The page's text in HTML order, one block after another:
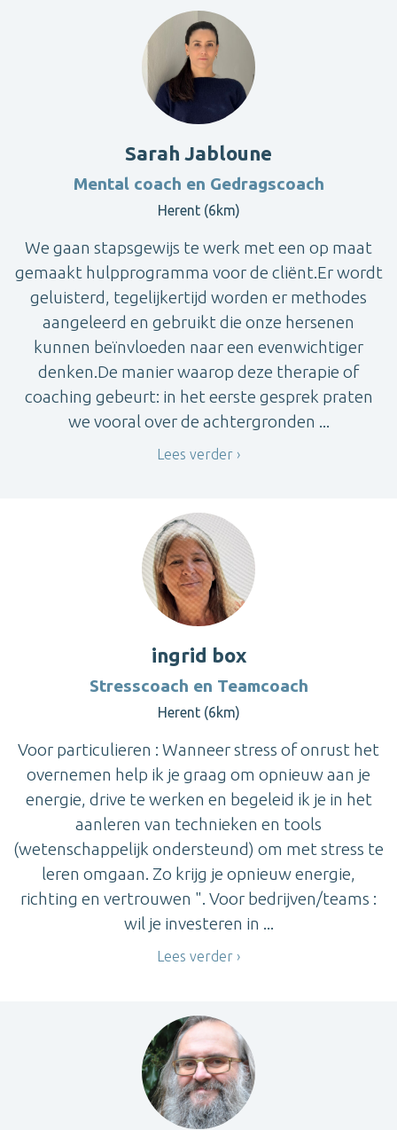
Sarah Jabloune
Mental coach en Gedragscoach
Herent (6km)
We gaan stapsgewijs te werk met een op maat
gemaakt hulpprogramma voor de cliënt.Er wordt
geluisterd, tegelijkertijd worden er methodes
aangeleerd en gebruikt die onze hersenen
kunnen beïnvloeden naar een evenwichtiger
denken.De manier waarop deze therapie of
coaching gebeurt: in het eerste gesprek praten
we vooral over de achtergronden ...
Lees verder
ingrid box
Stresscoach en Teamcoach
Herent (6km)
Voor particulieren : Wanneer stress of onrust het
overnemen help ik je graag om opnieuw aan je
energie, drive te werken en begeleid ik je in het
aanleren van technieken en tools
(wetenschappelijk ondersteund) om met stress te
leren omgaan. Zo krijg je opnieuw energie,
richting en vertrouwen ". Voor bedrijven/teams :
wil je investeren in ...
Lees verder